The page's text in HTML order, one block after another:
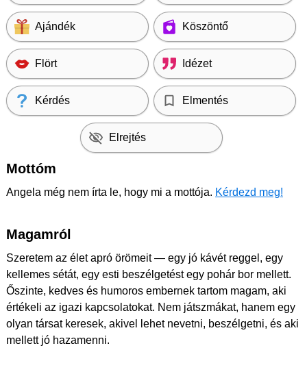
Ajándék Köszöntő
Flört Idézet
Kérdés Elmentés
Elrejtés
Mottóm
Angela még nem írta le, hogy mi a mottója. Kérdezd meg!
Magamról
Szeretem az élet apró örömeit — egy jó kávét reggel, egy
kellemes sétát, egy esti beszélgetést egy pohár bor mellett.
Őszinte, kedves és humoros embernek tartom magam, aki
értékeli az igazi kapcsolatokat. Nem játszmákat, hanem egy
olyan társat keresek, akivel lehet nevetni, beszélgetni, és aki
mellett jó hazamenni.